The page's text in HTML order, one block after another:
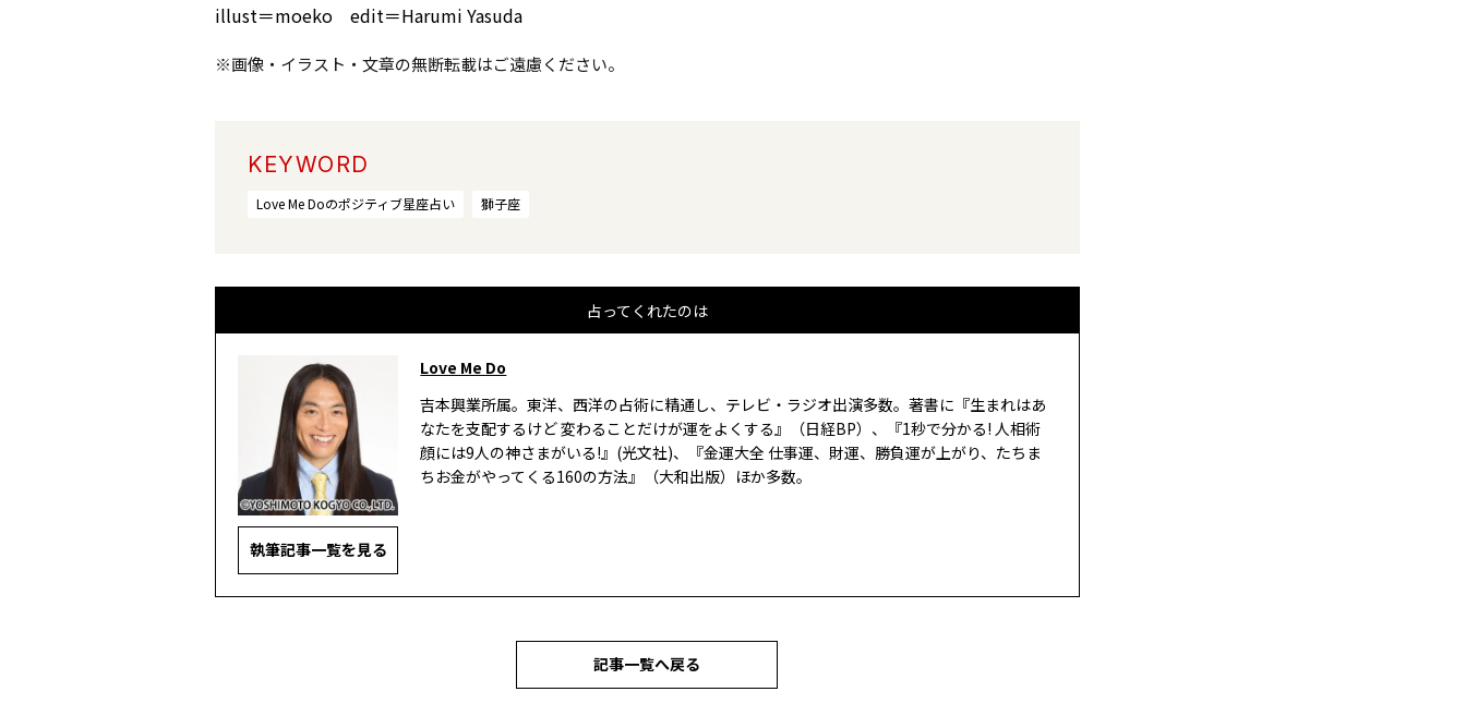
illust＝moeko edit＝Harumi Yasuda
※画像・イラスト・文章の無断転載はご遠慮ください。
KEYWORD
Love Me Doのポジティブ星座占い 獅子座
占ってくれたのは
執筆記事一覧を見る
Love Me Do
吉本興業所属。東洋、西洋の占術に精通し、テレビ・ラジオ出演多数。著書に『生まれはあ
なたを支配するけど 変わることだけが運をよくする』（日経BP）、『1秒で分かる! 人相術
顔には9人の神さまがいる!』(光文社)、『金運大全 仕事運、財運、勝負運が上がり、たちま
ちお金がやってくる160の方法』（大和出版）ほか多数。
記事一覧へ戻る